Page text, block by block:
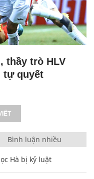
thầy trò HLV
tự quyết
Bình luận nhiều
Hà bị kỷ luật